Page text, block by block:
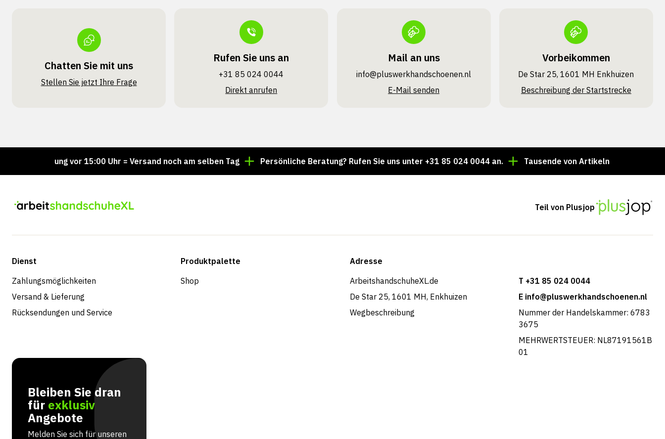
Chatten Sie mit uns
Stellen Sie jetzt Ihre Frage
Rufen Sie uns an
+31 85 024 0044
Direkt anrufen
Mail an uns
info@pluswerk­handschoenen.nl
E-Mail senden
Vorbeikommen
De Star 25, 1601 MH Enkhuizen
Beschreibung der Startstrecke
vor 15:00 Uhr = Versand noch am selben Tag Persönliche Beratung? Rufen Sie uns unter +31 85 024 0044 an. Tausende von Artikeln immer auf Lager!
Teil von Plusjop
Dienst
Zahlungsmöglichkeiten
Versand & Lieferung
Rücksendungen und Service
Produktpalette
Shop
Adresse
ArbeitshandschuheXL.de
De Star 25, 1601 MH, Enkhuizen
Wegbeschreibung
T +31 85 024 0044
E info@pluswerkhandschoenen.nl
Nummer der Handelskammer: 6783
3675
MEHRWERTSTEUER: NL87191561B
01
Bleiben Sie dran
für exklusiv
Angebote
Melden Sie sich für unseren